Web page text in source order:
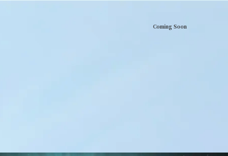
Coming Soon